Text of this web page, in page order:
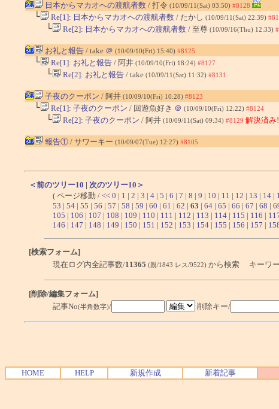
日本からマカオへの渡航者数 / 打令 (10/09/11(Sat) 03:50) #8128
└ Re[1]: 日本からマカオへの渡航者数 / たかし (10/09/11(Sat) 22:39)
└ Re[2]: 日本からマカオへの渡航者数 / 至尊 (10/09/16(Thu) 12:33)
お礼と報告/ take ＠ (10/09/10(Fri) 15:40) #8125
└ Re[1]: お礼と報告/ 阿井 (10/09/10(Fri) 18:24) #8127
└ Re[2]: お礼と報告/ take (10/09/11(Sat) 11:32) #8131
子夜のクーポン / 阿井 (10/09/10(Fri) 10:28) #8123
└ Re[1]: 子夜のクーポン / 回遊魚好き ＠ (10/09/10(Fri) 12:22) #8124
└ Re[2]: 子夜のクーポン / 阿井 (10/09/11(Sat) 09:34) #8129 解決済み!
報告①/ サワーキー (10/09/07(Tue) 12:27) #8105
＜前のツリー10 | 次のツリー10＞
( ページ移動 / << 0 | 1 | 2 | 3 | 4 | 5 | 6 | 7 | 8 | 9 | 10 | 11 | 12 | 13 | 14 |
53 | 54 | 55 | 56 | 57 | 58 | 59 | 60 | 61 | 62 | 63 | 64 | 65 | 66 | 67 | 68 |
105 | 106 | 107 | 108 | 109 | 110 | 111 | 112 | 113 | 114 | 115 | 116 |
146 | 147 | 148 | 149 | 150 | 151 | 152 | 153 | 154 | 155 | 156 | 157 |
[検索フォーム]
現在ログ内全記事数/11365 (親/1843 レス/9522) から検索 キーワ
[削除/編集フォーム]
記事No(半角数字)/ 削除キー/
HOME HELP 新規作成 新着記事